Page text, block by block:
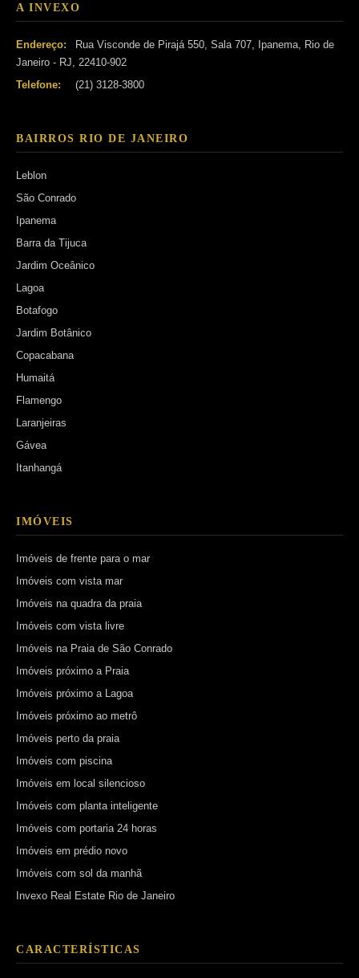
A INVEXO
Endereço:
Rua Visconde de Pirajá 550, Sala 707, Ipanema, Rio de
Janeiro - RJ, 22410-902
Telefone:
(21) 3128-3800
BAIRROS RIO DE JANEIRO
Leblon
São Conrado
Ipanema
Barra da Tijuca
Jardim Oceânico
Lagoa
Botafogo
Jardim Botânico
Copacabana
Humaitá
Flamengo
Laranjeiras
Gávea
Itanhangá
IMÓVEIS
Imóveis de frente para o mar
Imóveis com vista mar
Imóveis na quadra da praia
Imóveis com vista livre
Imóveis na Praia de São Conrado
Imóveis próximo a Praia
Imóveis próximo a Lagoa
Imóveis próximo ao metrô
Imóveis perto da praia
Imóveis com piscina
Imóveis em local silencioso
Imóveis com planta inteligente
Imóveis com portaria 24 horas
Imóveis em prédio novo
Imóveis com sol da manhã
Invexo Real Estate Rio de Janeiro
CARACTERÍSTICAS